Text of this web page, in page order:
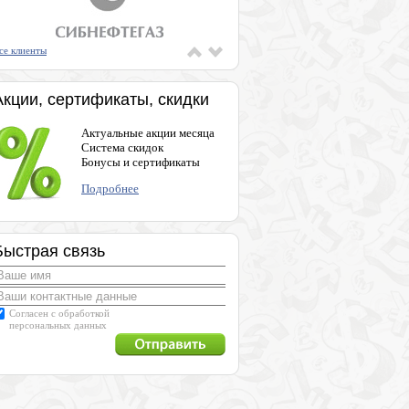
клиенты
сертификаты, скидки
Актуальные акции месяца
Система скидок
Бонусы и сертификаты
Подробнее
связь